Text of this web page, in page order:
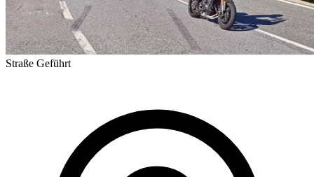
Straße Geführt